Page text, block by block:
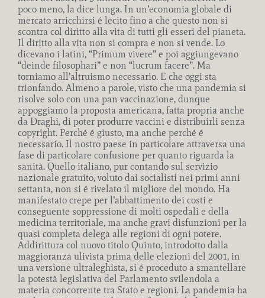
poco meno, la dice lunga. In un’economia globale di
mercato arricchirsi é lecito fino a che questo non si
scontra col diritto alla vita di tutti gli esseri del pianeta.
Il diritto alla vita non si compra e non si vende. Lo
dicevano i latini, “Primum vivere” e poi aggiungevano
“deinde filosophari” e non “lucrum facere”. Ma
torniamo all’altruismo necessario. E che oggi sta
trionfando. Almeno a parole, visto che una pandemia si
risolve solo con una pan vaccinazione, dunque
appoggiamo la proposta americana, fatta propria anche
da Draghi, di poter produrre vaccini e distribuirli senza
copyright. Perché é giusto, ma anche perché é
necessario. Il nostro paese in particolare attraversa una
fase di particolare confusione per quanto riguarda la
sanità. Quello italiano, pur contando sul servizio
nazionale gratuito, voluto dai socialisti nei primi anni
settanta, non si é rivelato il migliore del mondo. Ha
manifestato crepe per l’abbattimento dei costi e
conseguente soppressione di molti ospedali e della
medicina territoriale, ma anche gravi disfunzioni per la
quasi completa delega alle regioni di ogni potere.
Addirittura col nuovo titolo Quinto, introdotto dalla
maggioranza ulivista prima delle elezioni del 2001, in
una versione ultraleghista, si é proceduto a smantellare
la potestà legislativa del Parlamento svilendola a
materia concorrente tra Stato e regioni. La pandemia ha